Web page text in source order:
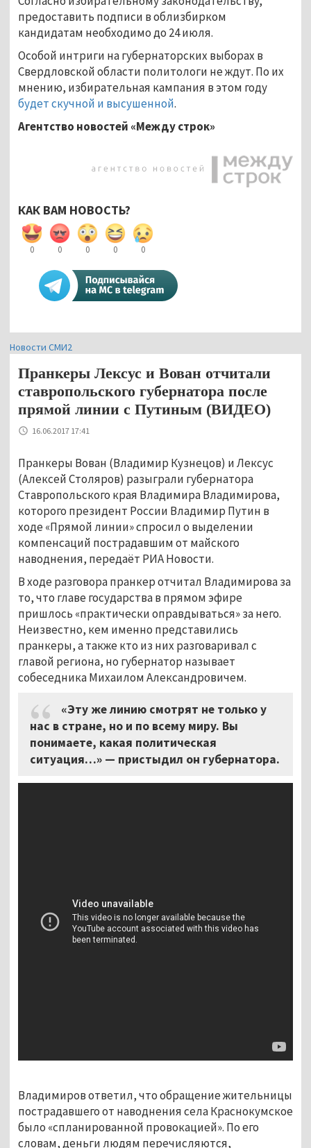
предоставить подписи в облизбирком
кандидатам необходимо до 24 июля.
Особой интриги на губернаторских выборах в
Свердловской области политологи не ждут. По их
мнению, избирательная кампания в этом году
будет скучной и высушенной.
Агентство новостей «Между строк»
КАК ВАМ НОВОСТЬ?
0 0 0 0 0
Новости СМИ2
Пранкеры Лексус и Вован отчитали
ставропольского губернатора после
прямой линии с Путиным (ВИДЕО)
16.06.2017 17:41
Пранкеры Вован (Владимир Кузнецов) и Лексус
(Алексей Столяров) разыграли губернатора
Ставропольского края Владимира Владимирова,
которого президент России Владимир Путин в
ходе «Прямой линии» спросил о выделении
компенсаций пострадавшим от майского
наводнения, передаёт РИА Новости.
В ходе разговора пранкер отчитал Владимирова за
то, что главе государства в прямом эфире
пришлось «практически оправдываться» за него.
Неизвестно, кем именно представились
пранкеры, а также кто из них разговаривал с
главой региона, но губернатор называет
собеседника Михаилом Александровичем.
«Эту же линию смотрят не только у
нас в стране, но и по всему миру. Вы
понимаете, какая политическая
ситуация…» — пристыдил он губернатора.
Владимиров ответил, что обращение жительницы
пострадавшего от наводнения села Краснокумское
было «спланированной провокацией». По его
словам, деньги людям перечисляются,